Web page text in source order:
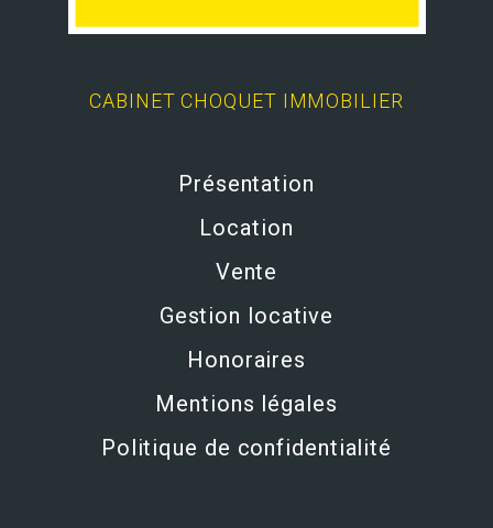
CABINET CHOQUET IMMOBILIER
Présentation
Location
Vente
Gestion locative
Honoraires
Mentions légales
Politique de confidentialité